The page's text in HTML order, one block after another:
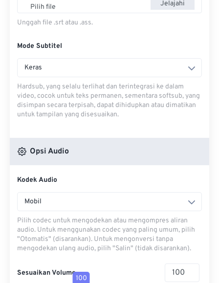
Pilih file Jelajahi
Unggah file .srt atau .ass.
Mode Subtitel
Keras
Hardsub, yang selalu terlihat dan terintegrasi ke dalam
video, cocok untuk teks permanen, sementara softsub, yang
disimpan secara terpisah, dapat dihidupkan atau dimatikan
untuk tampilan yang disesuaikan.
Opsi Audio
Kodek Audio
Mobil
Pilih codec untuk mengodekan atau mengompres aliran
audio. Untuk menggunakan codec yang paling umum, pilih
"Otomatis" (disarankan). Untuk mengonversi tanpa
mengodekan ulang audio, pilih "Salin" (tidak disarankan).
Sesuaikan Volume
100